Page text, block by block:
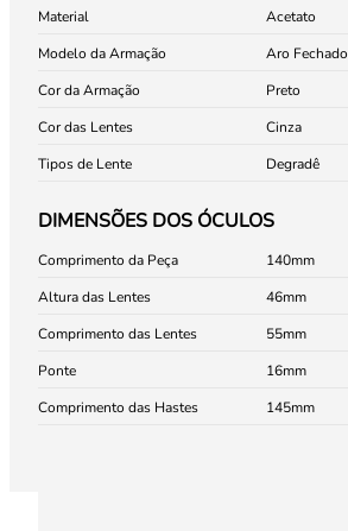
Material
Acetato
Modelo da Armação
Aro Fechado
Cor da Armação
Preto
Cor das Lentes
Cinza
Tipos de Lente
Degradê
DIMENSÕES DOS ÓCULOS
Comprimento da Peça
140
Altura das Lentes
46
Comprimento das Lentes
55
Ponte
16
Comprimento das Hastes
145